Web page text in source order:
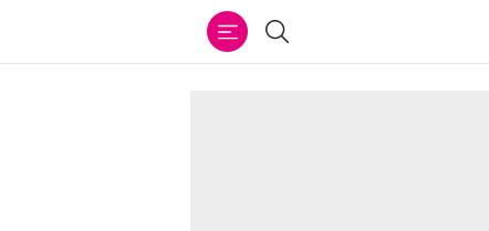
Buscar